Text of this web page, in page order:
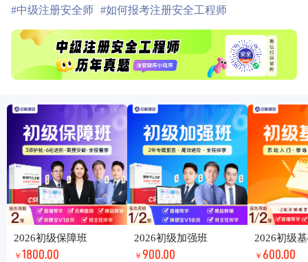
#中级注册安全师 #如何报考注册安全工程师
2026初级保障班
￥ 1800.00
2026初级加强班
￥ 900.00
2026初级
￥ 600.00